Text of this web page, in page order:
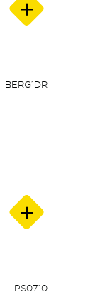
BERG1DR
PS0710